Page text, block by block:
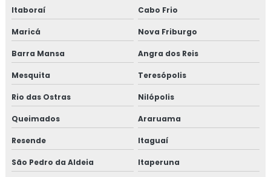
Consultoria em HACCP
Consultoria em HACCP de acordo com os requisitos do
GMP
Consultoria em HACCP APPCC
Consultoria em HACCP APPCC com foco no BRCGS
Consultoria em HACCP codex alimentarius
Consultoria em homologação de fornecedor
Itaboraí Cabo Frio
Maricá Nova Friburgo
Barra Mansa Angra dos Reis
Mesquita Teresópolis
Rio das Ostras Nilópolis
Queimados Araruama
Resende Itaguaí
São Pedro da Aldeia Itaperuna